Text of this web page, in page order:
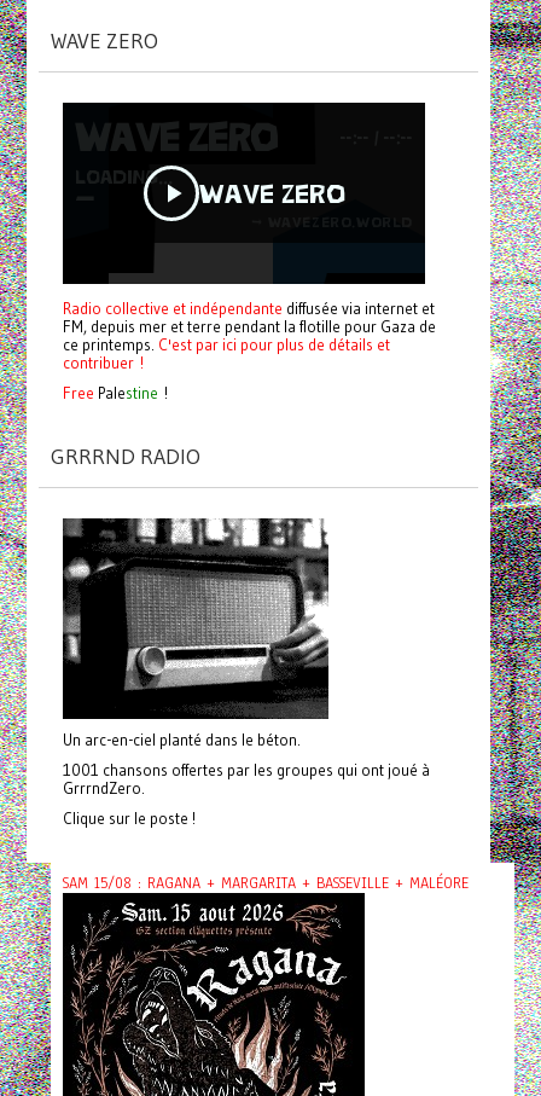
WAVE ZERO
Radio collective et indépendante diffusée via internet et
FM, depuis mer et terre pendant la flotille pour Gaza de
ce printemps. C'est par ici pour plus de détails et
contribuer !
Free Palestine !
GRRRND RADIO
Un arc-en-ciel planté dans le béton.
1001 chansons offertes par les groupes qui ont joué à
GrrrndZero.
Clique sur le poste !
SAM 15/08 : RAGANA + MARGARITA + BASSEVILLE + MALÉORE